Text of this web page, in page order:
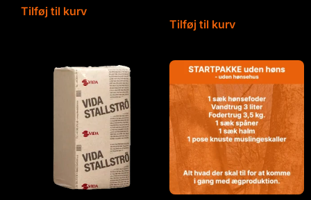
Tilføj til kurv
Tilføj til kurv